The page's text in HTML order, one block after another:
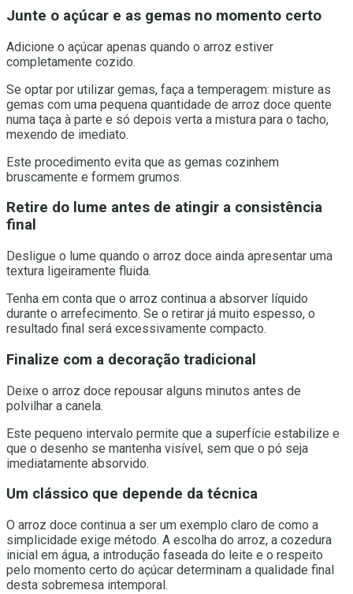
Junte o açúcar e as gemas no momento certo
Adicione o açúcar apenas quando o arroz estiver
completamente cozido.
Se optar por utilizar gemas, faça a temperagem: misture as
gemas com uma pequena quantidade de arroz doce quente
numa taça à parte e só depois verta a mistura para o tacho,
mexendo de imediato.
Este procedimento evita que as gemas cozinhem
bruscamente e formem grumos.
Retire do lume antes de atingir a consistência
final
Desligue o lume quando o arroz doce ainda apresentar uma
textura ligeiramente fluida.
Tenha em conta que o arroz continua a absorver líquido
durante o arrefecimento. Se o retirar já muito espesso, o
resultado final será excessivamente compacto.
Finalize com a decoração tradicional
Deixe o arroz doce repousar alguns minutos antes de
polvilhar a canela.
Este pequeno intervalo permite que a superfície estabilize e
que o desenho se mantenha visível, sem que o pó seja
imediatamente absorvido.
Um clássico que depende da técnica
O arroz doce continua a ser um exemplo claro de como a
simplicidade exige método. A escolha do arroz, a cozedura
inicial em água, a introdução faseada do leite e o respeito
pelo momento certo do açúcar determinam a qualidade final
desta sobremesa intemporal.